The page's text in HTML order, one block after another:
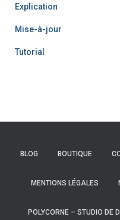
Explication
Mise-à-jour
Tutorial
BLOG BOUTIQUE
MENTIONS LÉGALES
POLYCORNE – STUDIO DE